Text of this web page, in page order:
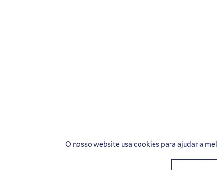
O nosso website usa cookies para ajudar a